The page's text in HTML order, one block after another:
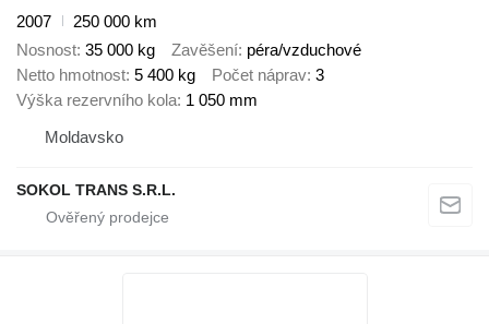
2007
250 000 km
Nosnost 35 000 kg Zavěšení péra/vzduchové
Netto hmotnost 5 400 kg Počet náprav 3
Výška rezervního kola 1 050 mm
Moldavsko
SOKOL TRANS S.R.L.